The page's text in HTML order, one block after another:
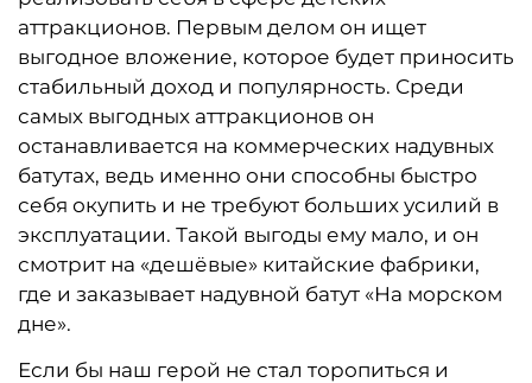
аттракционов. Первым делом он ищет
выгодное вложение, которое будет приносить
стабильный доход и популярность. Среди
самых выгодных аттракционов он
останавливается на коммерческих надувных
батутах, ведь именно они способны быстро
себя окупить и не требуют больших усилий в
эксплуатации. Такой выгоды ему мало, и он
смотрит на «дешёвые» китайские фабрики,
где и заказывает надувной батут «На морском
дне».
Если бы наш герой не стал торопиться и